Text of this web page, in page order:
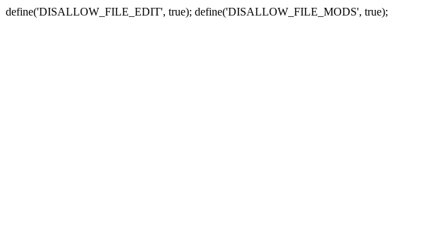
define('DISALLOW_FILE_EDIT', true); define('DISALLOW_FILE_MODS', true);